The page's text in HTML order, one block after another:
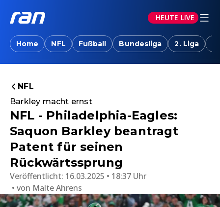
HEUTE LIVE
Home NFL Fußball Bundesliga 2. Liga
NFL
Barkley macht ernst
NFL - Philadelphia-Eagles:
Saquon Barkley beantragt
Patent für seinen
Rückwärtssprung
Veröffentlicht: 16.03.2025 • 18:37 Uhr
von Malte Ahrens